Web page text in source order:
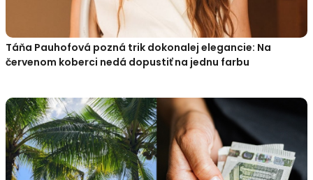
Táňa Pauhofová pozná trik dokonalej elegancie: Na
červenom koberci nedá dopustiť na jednu farbu